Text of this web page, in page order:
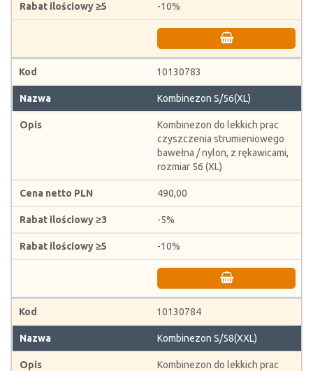
-10%
10130783
Kombinezon S/56(XL)
Kombinezon do lekkich prac
czyszczenia strumieniowego
bawełna / nylon, z rękawicami,
rozmiar 56 (XL)
490,00
-5%
-10%
10130784
Kombinezon S/58(XXL)
Kombinezon do lekkich prac